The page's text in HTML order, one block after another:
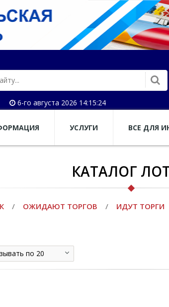
6-го августа 2026 14:15:24
УСЛУГИ ВСЕ ДЛЯ
КАТАЛОГ
/ ОЖИДАЮТ ТОРГОВ / ИДУТ ТОРГИ
по 20